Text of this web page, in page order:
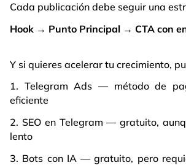
Cada publicación debe seguir una
Hook → Punto Principal → CTA con
Y si quieres acelerar tu crecimiento,
1. Telegram Ads — método de
eficiente
2. SEO en Telegram — gratuito,
lento
3. Bots con IA — gratuito, pero